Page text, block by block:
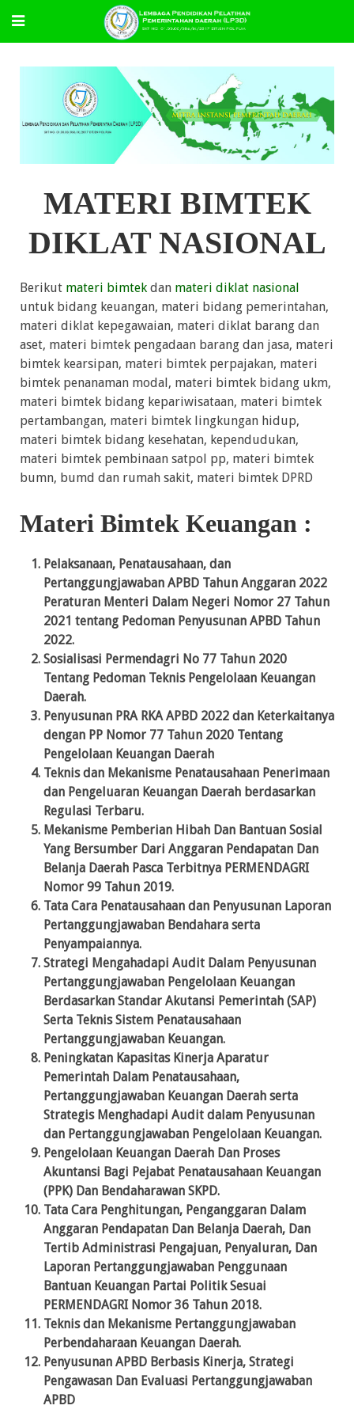
MATERI BIMTEK
DIKLAT NASIONAL
Berikut materi bimtek dan materi diklat nasional
untuk bidang keuangan, materi bidang pemerintahan,
materi diklat kepegawaian, materi diklat barang dan
aset, materi bimtek pengadaan barang dan jasa, materi
bimtek kearsipan, materi bimtek perpajakan, materi
bimtek penanaman modal, materi bimtek bidang ukm,
materi bimtek bidang kepariwisataan, materi bimtek
pertambangan, materi bimtek lingkungan hidup,
materi bimtek bidang kesehatan, kependudukan,
materi bimtek pembinaan satpol pp, materi bimtek
bumn, bumd dan rumah sakit, materi bimtek DPRD
Materi Bimtek Keuangan :
Pelaksanaan, Penatausahaan, dan
Pertanggungjawaban APBD Tahun Anggaran 2022
Peraturan Menteri Dalam Negeri Nomor 27 Tahun
2021 tentang Pedoman Penyusunan APBD Tahun
2022.
Sosialisasi Permendagri No 77 Tahun 2020
Tentang Pedoman Teknis Pengelolaan Keuangan
Daerah.
Penyusunan PRA RKA APBD 2022 dan Keterkaitanya
dengan PP Nomor 77 Tahun 2020 Tentang
Pengelolaan Keuangan Daerah
Teknis dan Mekanisme Penatausahaan Penerimaan
dan Pengeluaran Keuangan Daerah berdasarkan
Regulasi Terbaru.
Mekanisme Pemberian Hibah Dan Bantuan Sosial
Yang Bersumber Dari Anggaran Pendapatan Dan
Belanja Daerah Pasca Terbitnya PERMENDAGRI
Nomor 99 Tahun 2019.
Tata Cara Penatausahaan dan Penyusunan Laporan
Pertanggungjawaban Bendahara serta
Penyampaiannya.
Strategi Mengahadapi Audit Dalam Penyusunan
Pertanggungjawaban Pengelolaan Keuangan
Berdasarkan Standar Akutansi Pemerintah (SAP)
Serta Teknis Sistem Penatausahaan
Pertanggungjawaban Keuangan.
Peningkatan Kapasitas Kinerja Aparatur
Pemerintah Dalam Penatausahaan,
Pertanggungjawaban Keuangan Daerah serta
Strategis Menghadapi Audit dalam Penyusunan
dan Pertanggungjawaban Pengelolaan Keuangan.
Pengelolaan Keuangan Daerah Dan Proses
Akuntansi Bagi Pejabat Penatausahaan Keuangan
(PPK) Dan Bendaharawan SKPD.
Tata Cara Penghitungan, Penganggaran Dalam
Anggaran Pendapatan Dan Belanja Daerah, Dan
Tertib Administrasi Pengajuan, Penyaluran, Dan
Laporan Pertanggungjawaban Penggunaan
Bantuan Keuangan Partai Politik Sesuai
PERMENDAGRI Nomor 36 Tahun 2018.
Teknis dan Mekanisme Pertanggungjawaban
Perbendaharaan Keuangan Daerah.
Penyusunan APBD Berbasis Kinerja, Strategi
Pengawasan Dan Evaluasi Pertanggungjawaban
APBD